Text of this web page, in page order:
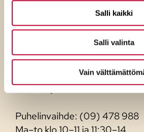
Salli kaikki
Salli valinta
Vain
Puolue
Siltasaarenkatu 18–20 C
Sisäänkäynti toimistolle C-
Katso sijainti kartalta
Puhelinvaihde: (09) 478 988